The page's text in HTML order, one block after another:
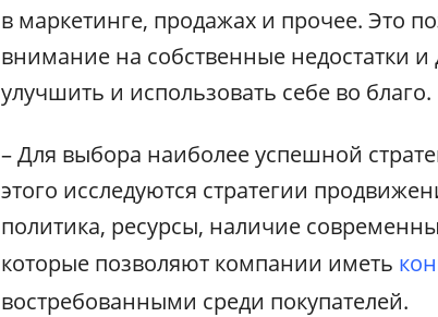
в маркетинге, продажах и прочее. Это
внимание на собственные недостатки
улучшить и использовать себе во благо.
– Для выбора наиболее успешной
этого исследуются стратегии
политика, ресурсы, наличие
которые позволяют компании иметь
востребованными среди покупателей.